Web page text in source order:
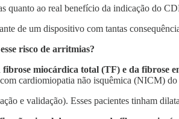
ao real benefício da indicação do
de um dispositivo com tantas
risco de arritmias?
fibrose miocárdica total (TF) e da fibrose
cardiomiopatia não isquêmica (NICM)
e validação). Esses pacientes tinham